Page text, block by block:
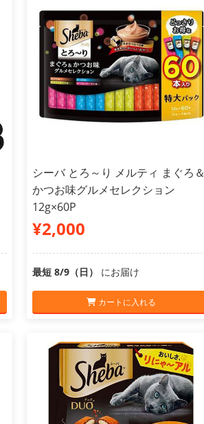
シーバ とろ～り メルティ まぐろ＆
かつお味グルメセレクション
12g×60P
¥2,000
最短 8/9（日） にお届け
カートに入れる